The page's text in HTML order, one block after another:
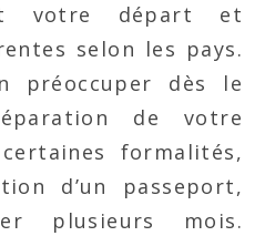
votre départ et
selon les pays.
préoccuper dès le
de votre
formalités,
d’un passeport,
plusieurs mois.